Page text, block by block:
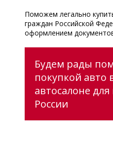
Поможем легально
граждан Российской
оформлением
Будем рады
покупкой авто
автосалоне для
России